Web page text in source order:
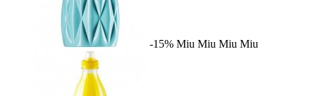
-15% Miu Miu Miu Miu